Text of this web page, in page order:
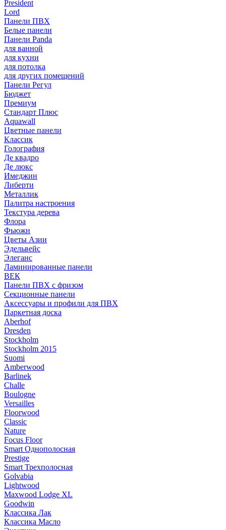
President
Lord
Панели ПВХ
Белые панели
Панели Panda
для ванной
для кухни
для потолка
для других помещений
Панели Регул
Бюджет
Премиум
Стандарт Плюс
Aquawall
Цветные панели
Классик
Голография
Де квадро
Де люкс
Имеджин
Либерти
Металлик
Палитра настроения
Текстура дерева
Флора
Фьюжн
Цветы Азии
Эдельвейс
Элеганс
Ламинированные панели
ВЕК
Панели ПВХ с фризом
Секционные панели
Аксессуары и профили для ПВХ
Паркетная доска
Aberhof
Dresden
Stockholm
Stockholm 2015
Suomi
Amberwood
Barlinek
Challe
Boulogne
Versailles
Floorwood
Classic
Nature
Focus Floor
Smart Однополосная
Prestige
Smart Трехполосная
Golvabia
Lightwood
Maxwood Lodge XL
Goodwin
Классика Лак
Классика Масло